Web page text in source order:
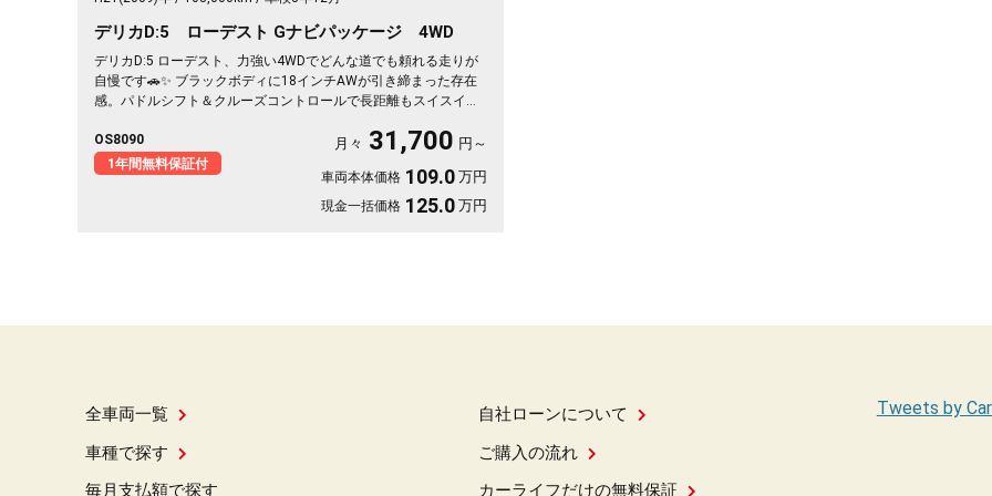
デリカD:5 ローデスト Gナビパッケージ 4WD
デリカD:5 ローデスト、力強い4WDでどんな道でも頼れる走りが
自慢です🚗✨ ブラックボディに18インチAWが引き締まった存在
感。パドルシフト＆クルーズコントロールで長距離もスイスイ快
末はキャンプや遠出へ、平日は毎日の相棒に。走る楽しさを取り
戻せる一台です💫 迷ってる方こそ乗ってほしい《1年保証付》👍
OS8090
1年間無料保証付
月々 31,700 円～
車両本体価格 109.0 万円
現金一括価格 125.0 万円
全車両一覧
車種で探す
毎月支払額で探す
自社ローンについて
ご購入の流れ
カーライフだけの無料保証
Tweets by